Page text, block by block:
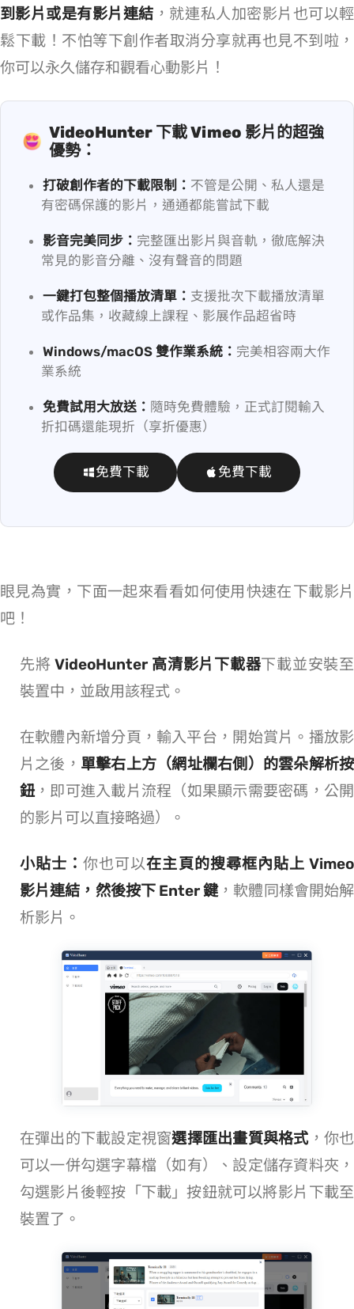
到影片或是有影片連結 ，就連 Vimeo 私人加密影片也可以輕
鬆下載！不怕等下創作者取消分享就再也見不到啦，
你可以永久儲存和觀看心動影片！
VideoHunter 下載 Vimeo 影片的超強
優勢：
打破創作者的下載限制： 不管是公開、私人還是
有密碼保護的影片，通通都能嘗試下載
影音完美同步： 完整匯出影片與音軌，徹底解決 Vimeo
常見的影音分離、沒有聲音的問題
一鍵打包整個播放清單： 支援批次下載播放清單
或作品集，收藏線上課程、影展作品超省時
Windows/macOS 雙作業系統： 完美相容兩大作
業系統
免費試用大放送： 隨時免費體驗，正式訂閱輸入
折扣碼還能現折 10%（享 9 折優惠）
免費下載 免費下載
眼見為實，下面一起來看看如何使用 VideoHunter 快速在 Vimeo 下載影片
吧！
先將 VideoHunter 高清影片下載器下載並安裝至
裝置中，並啟用該程式。
在軟體內新增分頁，輸入平台 URL，開始賞片。播放影
片之後， 單擊右上方（網址欄右側）的雲朵解析按
鈕，即可進入載片流程（如果顯示需要密碼，公開
的影片可以直接略過）。
小貼士：你也可以在主頁的搜尋框內貼上 Vimeo
影片連結，然後按下 Enter 鍵，軟體同樣會開始解
析影片。
在彈出的下載設定視窗選擇匯出畫質與格式，你也
可以一併勾選字幕檔（如有）、設定儲存資料夾，
勾選影片後輕按「下載」按鈕就可以將 Vimeo 影片下載至
裝置了。